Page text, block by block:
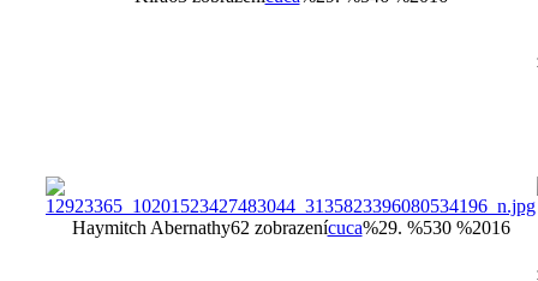
Haymitch Abernathy62 zobrazenícuca%29. %530 %2016